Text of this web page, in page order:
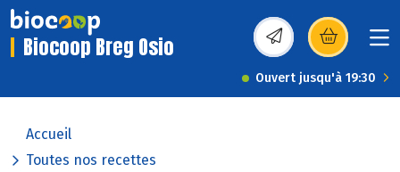
Biocoop Breg Osio (s’ouvre dans une
Ouvert jusqu'à 19:30
Accueil
Toutes nos recettes